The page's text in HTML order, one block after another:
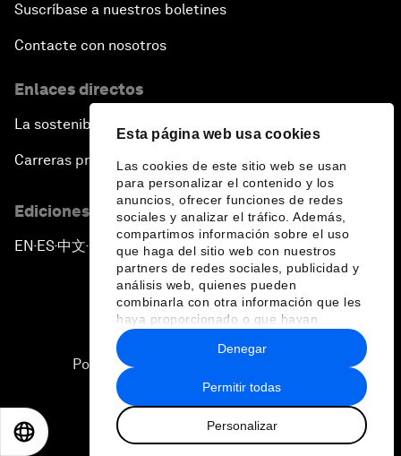
Esta página web usa cookies
Las cookies de este sitio web se usan
para personalizar el contenido y los
anuncios, ofrecer funciones de redes
sociales y analizar el tráfico. Además,
compartimos información sobre el uso
que haga del sitio web con nuestros
partners de redes sociales, publicidad y
análisis web, quienes pueden
combinarla con otra información que les
haya proporcionado o que hayan
recopilado a partir del uso que haya
hecho de sus servicios.
Permitir todas
Personalizar
Denegar
Suscríbase a nuestros boletines
Contacte con nosotros
Enlaces directos
La sostenibilidad en el Foro
Carreras profesionales
Ediciones en otros idiomas
EN ▪ES▪中文▪ 日本語
Política de privacidad y normas de uso
Sitemap
2026 Foro Económico Mundial